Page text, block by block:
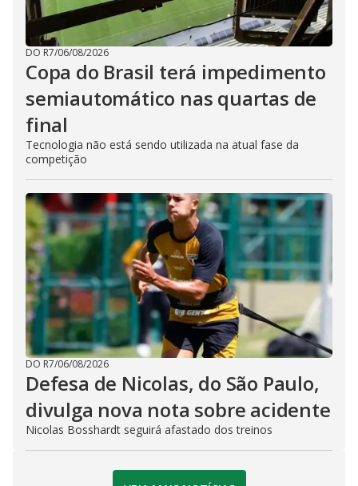
DO R7/06/08/2026
Copa do Brasil terá impedimento
semiautomático nas quartas de
final
Tecnologia não está sendo utilizada na atual fase da
competição
DO R7/06/08/2026
Defesa de Nicolas, do São Paulo,
divulga nova nota sobre acidente
Nicolas Bosshardt seguirá afastado dos treinos